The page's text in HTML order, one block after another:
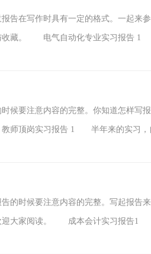
告在写作时具有一定的格式。一起来
与收藏。 电气自动化专业实习报
专业： 电气自动化（冶金方
候要注意内容的完整。你知道怎样写
师顶岗实习报告 1 半年来的实习，
为丰富，所以这也是人际关系的学堂，
的时候要注意内容的完整。写起报告
欢迎大家阅读。 成本会计实习报告
训地点：7号楼ERP教室 四、实